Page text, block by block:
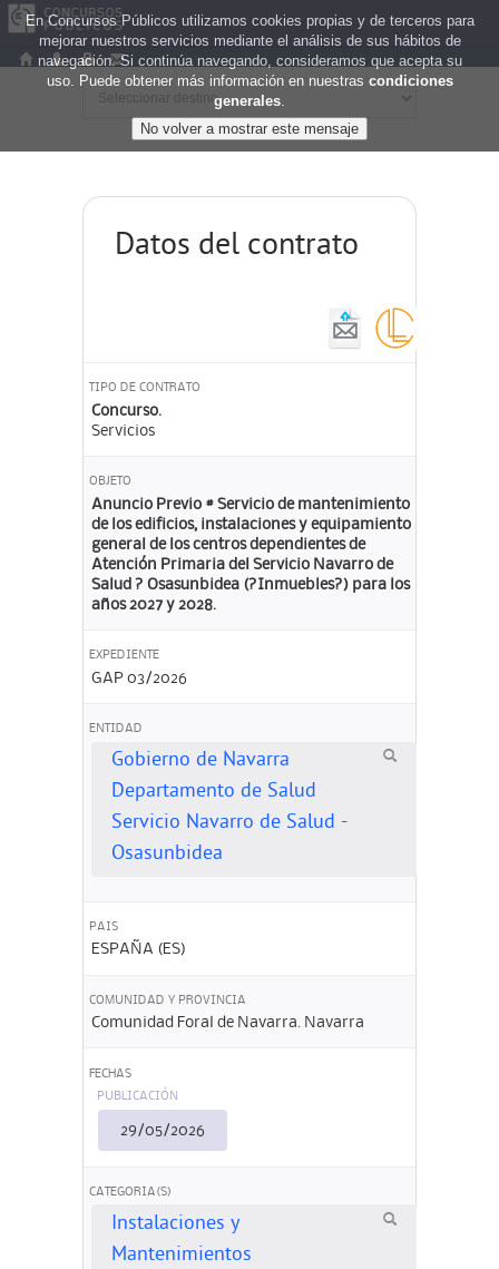
Datos del contrato
TIPO DE CONTRATO
Concurso.
Servicios
OBJETO
Anuncio Previo # Servicio de mantenimiento
de los edificios, instalaciones y equipamiento
general de los centros dependientes de
Atención Primaria del Servicio Navarro de
Salud ? Osasunbidea (?Inmuebles?) para los
años 2027 y 2028.
EXPEDIENTE
GAP 03/2026
ENTIDAD
Gobierno de Navarra
Departamento de Salud
Servicio Navarro de Salud -
Osasunbidea
PAIS
ESPAÑA (ES)
COMUNIDAD Y PROVINCIA
Comunidad Foral de Navarra. Navarra
FECHAS
PUBLICACIÓN
29/05/2026
CATEGORIA(S)
Instalaciones y
Mantenimientos
En Concursos Públicos utilizamos cookies propias y de terceros para
mejorar nuestros servicios mediante el análisis de sus hábitos de
navegación. Si continúa navegando, consideramos que acepta su
uso. Puede obtener más información en nuestras condiciones
generales.